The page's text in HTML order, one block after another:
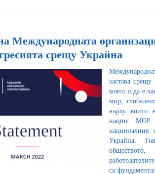
Международната
срещу Украйна
застава
която и да е
мир,
върху които
нации. МОР
националния
Украйна.
са